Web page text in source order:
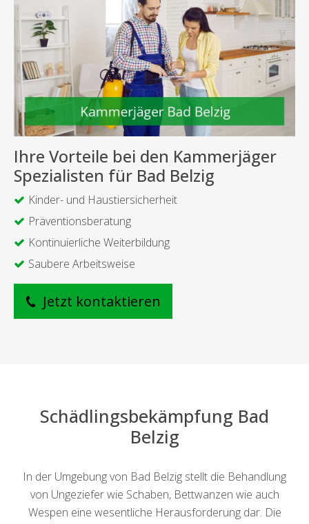
Ihre Vorteile bei den Kammerjäger
Spezialisten für Bad Belzig
Kinder- und Haustiersicherheit
Präventionsberatung
Kontinuierliche Weiterbildung
Saubere Arbeitsweise
Jetzt kontaktieren
Schädlingsbekämpfung Bad
Belzig
In der Umgebung von Bad Belzig stellt die Behandlung
von Ungeziefer wie Schaben, Bettwanzen wie auch
Wespen eine wesentliche Herausforderung dar. Die